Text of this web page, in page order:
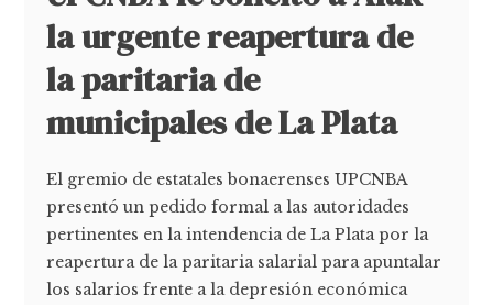
la urgente reapertura de
la paritaria de
municipales de La Plata
El gremio de estatales bonaerenses UPCNBA
presentó un pedido formal a las autoridades
pertinentes en la intendencia de La Plata por la
reapertura de la paritaria salarial para apuntalar
los salarios frente a la depresión económica